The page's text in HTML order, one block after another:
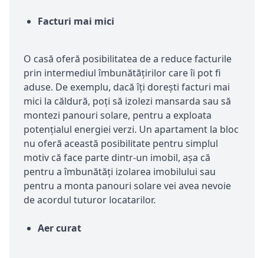
Facturi mai mici
O casă oferă posibilitatea de a reduce facturile
prin intermediul îmbunătățirilor care îi pot fi
aduse. De exemplu, dacă îți dorești facturi mai
mici la căldură, poți să izolezi mansarda sau să
montezi panouri solare, pentru a exploata
potențialul energiei verzi. Un apartament la bloc
nu oferă această posibilitate pentru simplul
motiv că face parte dintr-un imobil, așa că
pentru a îmbunătăți izolarea imobilului sau
pentru a monta panouri solare vei avea nevoie
de acordul tuturor locatarilor.
Aer curat